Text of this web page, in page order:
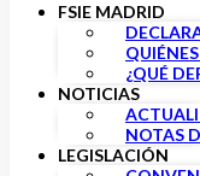
FSIE MADRID
¿QUÉ
NOTICIAS
NOTAS
LEGISLACIÓN
20
FSIE,